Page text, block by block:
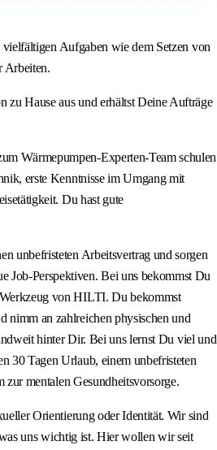
Aufgaben wie dem Setzen von
Arbeiten.
zu Hause aus und erhältst Deine Aufträge
Wärmepumpen-Experten-Team schulen
erste Kenntnisse im Umgang mit
Du hast gute
unbefristeten Arbeitsvertrag und sorgen
Job-Perspektiven. Bei uns bekommst Du
von HILTI. Du bekommst
nimm an zahlreichen physischen und
hinter Dir. Bei uns lernst Du viel und
30 Tagen Urlaub, einem unbefristeten
mentalen Gesundheitsvorsorge.
Orientierung oder Identität. Wir sind
uns wichtig ist. Hier wollen wir seit